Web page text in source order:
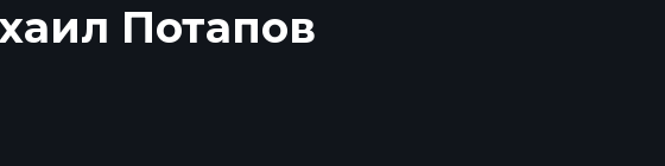
Потапов